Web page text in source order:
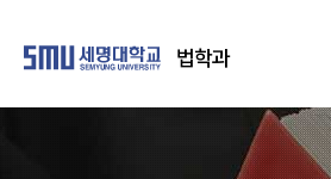
법학과